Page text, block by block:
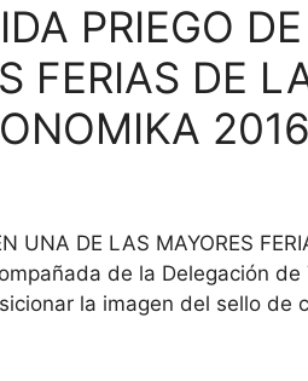
PRIEGO
FERIAS DE
UNA DE LAS MAYORES
de la Delegación
la imagen del sello de